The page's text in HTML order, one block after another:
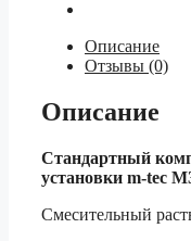
Описание
Отзывы (0)
Описание
Стандартный
установки m-tec
Смесительный